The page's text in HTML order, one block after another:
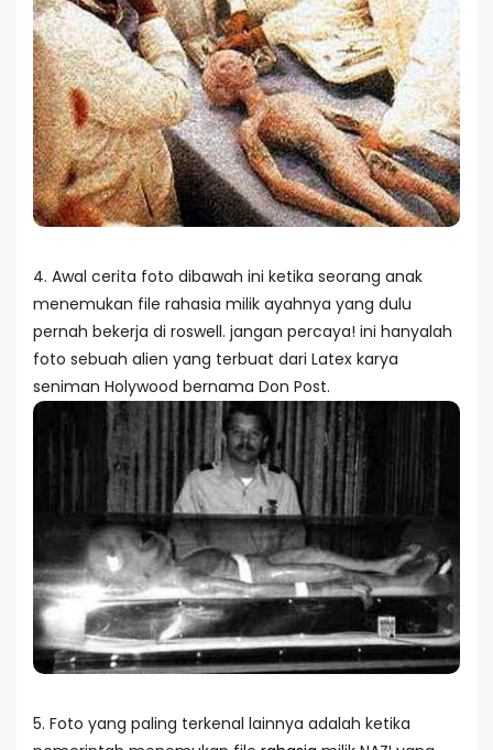
4. Awal cerita foto dibawah ini ketika seorang anak
menemukan file rahasia milik ayahnya yang dulu
pernah bekerja di roswell. jangan percaya! ini hanyalah
foto sebuah alien yang terbuat dari Latex karya
seniman Holywood bernama Don Post.
5. Foto yang paling terkenal lainnya adalah ketika